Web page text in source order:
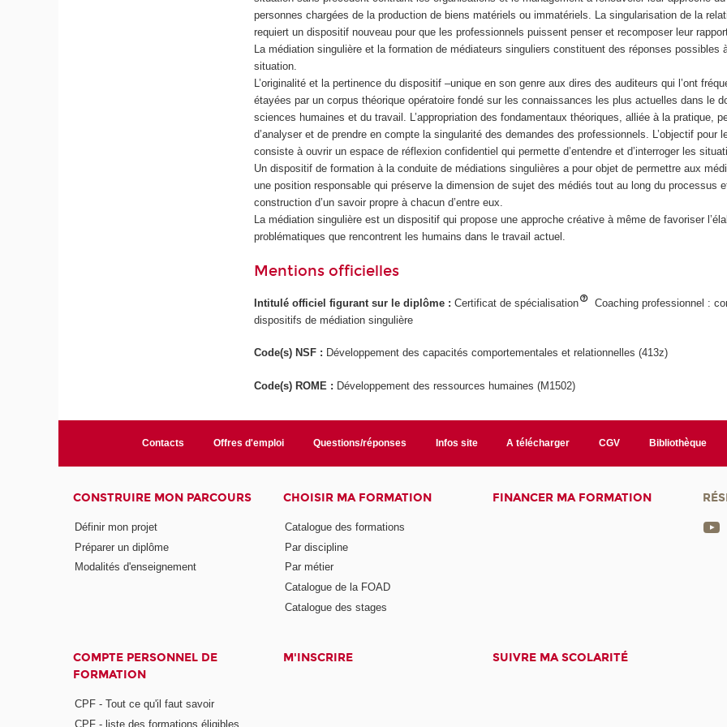
personnes chargées de la production de biens matériels ou immatériels. La singularisation de la
requiert un dispositif nouveau pour que les professionnels puissent penser et recomposer leur
La médiation singulière et la formation de médiateurs singuliers constituent des réponses possibles
situation.
L’originalité et la pertinence du dispositif –unique en son genre aux dires des auditeurs qui l’ont
étayées par un corpus théorique opératoire fondé sur les connaissances les plus actuelles dans le
sciences humaines et du travail. L’appropriation des fondamentaux théoriques, alliée à la pratique,
d’analyser et de prendre en compte la singularité des demandes des professionnels. L’objectif pour
consiste à ouvrir un espace de réflexion confidentiel qui permette d’entendre et d’interroger les
Un dispositif de formation à la conduite de médiations singulières a pour objet de permettre aux
une position responsable qui préserve la dimension de sujet des médiés tout au long du processus
construction d’un savoir propre à chacun d’entre eux.
La médiation singulière est un dispositif qui propose une approche créative à même de favoriser
problématiques que rencontrent les humains dans le travail actuel.
Mentions officielles
Intitulé officiel figurant sur le diplôme :Certificat de spécialisation
Coaching professionnel :
dispositifs de médiation singulière
Code(s) NSF : Développement des capacités comportementales et relationnelles (413z)
Code(s) ROME : Développement des ressources humaines (M1502)
Contacts Offres d'emploi Questions/réponses Infos site A télécharger CGV Bibliothèque
CONSTRUIRE MON PARCOURS
Définir mon projet
Préparer un diplôme
Modalités d'enseignement
CHOISIR MA FORMATION
Catalogue des formations
Par discipline
Par métier
Catalogue de la FOAD
Catalogue des stages
FINANCER MA FORMATION
COMPTE PERSONNEL DE
FORMATION
CPF - Tout ce qu'il faut savoir
CPF - liste des formations éligibles
M'INSCRIRE SUIVRE MA SCOLARITÉ